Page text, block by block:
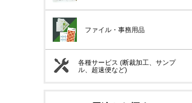
ファイル・事務用品
各種サービス (断裁加工、サンプ
ル、超速便など)